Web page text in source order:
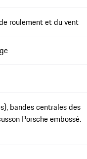
roulement et du vent
bandes centrales des
Porsche embossé.